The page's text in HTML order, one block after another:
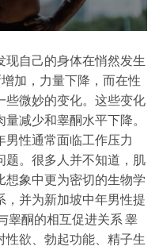
现自己的身体在悄然发生
加，力量下降，而在性
些微妙的变化。这些变化
减少和睾酮水平下降。
男性通常面临工作压力
题。很多人并不知道，肌
想象中更为密切的生物学
，并为新加坡中年男性提
睾酮的相互促进关系 睾
性欲、勃起功能、精子生